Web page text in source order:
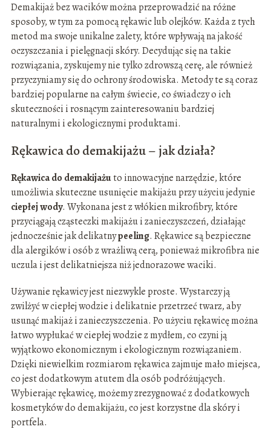
Demakijaż bez wacików można przeprowadzić na różne
sposoby, w tym za pomocą rękawic lub olejków. Każda z tych
metod ma swoje unikalne zalety, które wpływają na jakość
oczyszczania i pielęgnacji skóry. Decydując się na takie
rozwiązania, zyskujemy nie tylko zdrowszą cerę, ale również
przyczyniamy się do ochrony środowiska. Metody te są coraz
bardziej popularne na całym świecie, co świadczy o ich
skuteczności i rosnącym zainteresowaniu bardziej
naturalnymi i ekologicznymi produktami.
Rękawica do demakijażu – jak działa?
Rękawica do demakijażuto innowacyjne narzędzie, które
umożliwia skuteczne usunięcie makijażu przy użyciu jedynie
ciepłej wody. Wykonana jest z włókien mikrofibry, które
przyciągają cząsteczki makijażu i zanieczyszczeń, działając
jednocześnie jak delikatnypeeling. Rękawice są bezpieczne
dla alergików i osób z wrażliwą cerą, ponieważ mikrofibra nie
uczula i jest delikatniejsza niż jednorazowe waciki.
Używanie rękawicy jest niezwykle proste. Wystarczy ją
zwilżyć w ciepłej wodzie i delikatnie przetrzeć twarz, aby
usunąć makijaż i zanieczyszczenia. Po użyciu rękawicę można
łatwo wypłukać w ciepłej wodzie z mydłem, co czyni ją
wyjątkowo ekonomicznym i ekologicznym rozwiązaniem.
Dzięki niewielkim rozmiarom rękawica zajmuje mało miejsca,
co jest dodatkowym atutem dla osób podróżujących.
Wybierając rękawicę, możemy zrezygnować z dodatkowych
kosmetyków do demakijażu, co jest korzystne dla skóry i
portfela.